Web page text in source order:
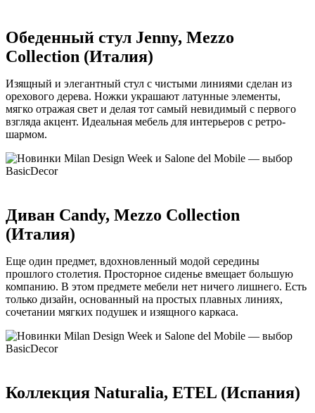
Обеденный стул Jenny, Mezzo
Collection (Италия)
Изящный и элегантный стул с чистыми линиями сделан из
орехового дерева. Ножки украшают латунные элементы,
мягко отражая свет и делая тот самый невидимый с первого
взгляда акцент. Идеальная мебель для интерьеров с ретро-
шармом.
Диван Candy, Mezzo Collection
(Италия)
Еще один предмет, вдохновленный модой середины
прошлого столетия. Просторное сиденье вмещает большую
компанию. В этом предмете мебели нет ничего лишнего. Есть
только дизайн, основанный на простых плавных линиях,
сочетании мягких подушек и изящного каркаса.
Коллекция Naturalia, ETEL (Испания)